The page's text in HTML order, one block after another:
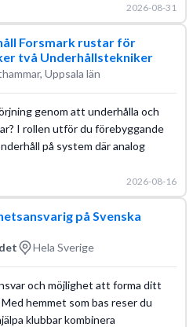
2026-08-31
Forsmark rustar för
två Underhållstekniker
Uppsala län
genom att underhålla och
I rollen utför du förebyggande
på system där analog
2026-08-16
på Svenska
Hela Sverige
och möjlighet att forma ditt
hemmet som bas reser du
klubbar kombinera